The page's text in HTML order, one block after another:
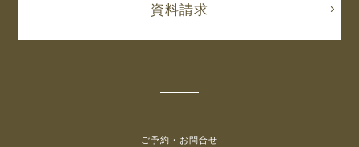
資料請求
ご予約・お問合せ